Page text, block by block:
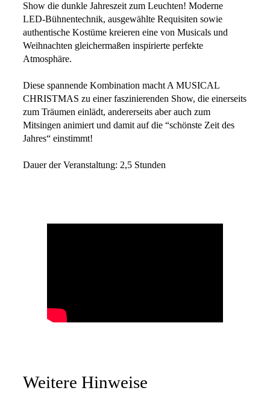
Show die dunkle Jahreszeit zum Leuchten! Moderne
LED-Bühnentechnik, ausgewählte Requisiten sowie
authentische Kostüme kreieren eine von Musicals und
Weihnachten gleichermaßen inspirierte perfekte
Atmosphäre.
Diese spannende Kombination macht A MUSICAL
CHRISTMAS zu einer faszinierenden Show, die einerseits
zum Träumen einlädt, andererseits aber auch zum
Mitsingen animiert und damit auf die “schönste Zeit des
Jahres“ einstimmt!
Dauer der Veranstaltung: 2,5 Stunden
Weitere Hinweise